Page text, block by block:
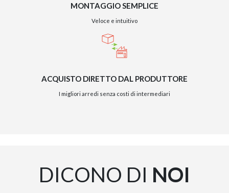
MONTAGGIO SEMPLICE
Veloce e intuitivo
ACQUISTO DIRETTO DAL PRODUTTORE
I migliori arredi senza costi di intermediari
DICONO DI NOI